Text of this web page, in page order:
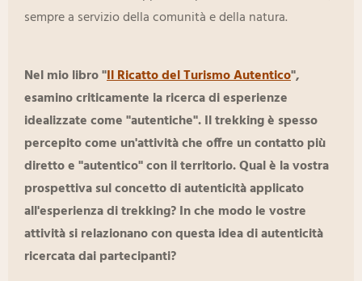
sempre a servizio della comunità e della natura.
Nel mio libro "Il Ricatto del Turismo Autentico",
esamino criticamente la ricerca di esperienze
idealizzate come "autentiche". Il trekking è spesso
percepito come un'attività che offre un contatto più
diretto e "autentico" con il territorio. Qual è la vostra
prospettiva sul concetto di autenticità applicato
all'esperienza di trekking? In che modo le vostre
attività si relazionano con questa idea di autenticità
ricercata daipartecipanti?